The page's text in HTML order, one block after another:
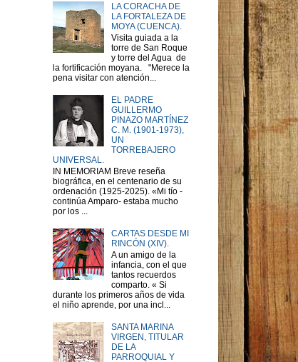
LA CORACHA DE
LA FORTALEZA DE
MOYA (CUENCA).
Visita guiada a la
torre de San Roque
y torre del Agua de
la fortificación moyana. "Merece la
pena visitar con atención...
EL PADRE
GUILLERMO
PINAZO MARTÍNEZ
C. M. (1901-1973),
UN
TORREBAJERO
UNIVERSAL.
IN MEMORIAM Breve reseña
biográfica, en el centenario de su
ordenación (1925-2025). «Mi tío -
continúa Amparo- estaba mucho
por los ...
CARTAS DESDE MI
RINCÓN (XIV).
A un amigo de la
infancia, con el que
tantos recuerdos
comparto. « Si
durante los primeros años de vida
el niño aprende, por una incl...
SANTA MARINA
VIRGEN, TITULAR
DE LA
PARROQUIAL Y